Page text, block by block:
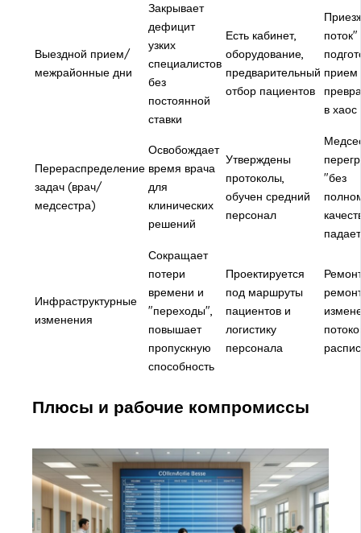
Выездной прием/
межрайонные дни
Закрывает
дефицит
узких
специалистов
без
постоянной
ставки
Есть кабинет,
оборудование,
предварительный
отбор пациентов
поток"
прием
в хаос
Перераспределение
задач (врач/
медсестра)
Освобождает
время врача
для
клинических
решений
Утверждены
протоколы,
обучен средний
персонал
"без
падает
Инфраструктурные
изменения
Сокращает
потери
времени и
"переходы",
повышает
пропускную
способность
Проектируется
под маршруты
пациентов и
логистику
персонала
Плюсы и рабочие компромиссы